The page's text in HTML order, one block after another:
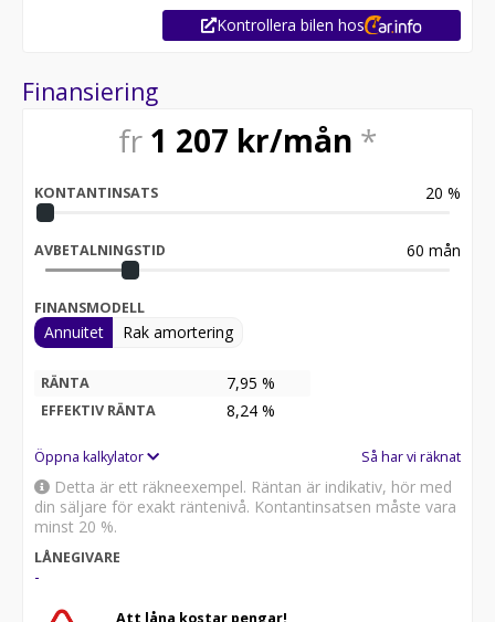
Kontrollera bilen hos
Finansiering
fr 1 207 kr/mån *
KONTANTINSATS 20 %
AVBETALNINGSTID 60 mån
FINANSMODELL
Annuitet Rak amortering
RÄNTA 7,95 %
EFFEKTIV RÄNTA 8,24 %
Öppna kalkylator Så har vi räknat
Detta är ett räkneexempel. Räntan är indikativ, hör med
din säljare för exakt räntenivå. Kontantinsatsen måste vara
minst 20 %.
LÅNEGIVARE
-
Att låna kostar pengar!